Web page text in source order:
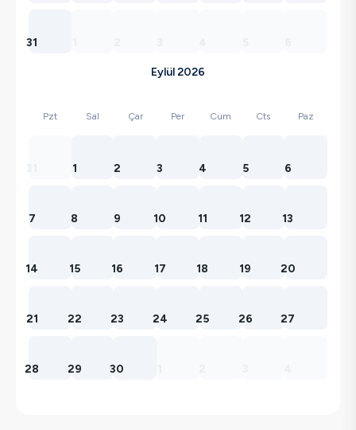
31
Eylül 2026
Pzt Sal Çar Per Cum Cts Paz
1 2 3 4 5 6
7 8 9 10 11 12 13
14 15 16 17 18 19 20
21 22 23 24 25 26 27
28 29 30